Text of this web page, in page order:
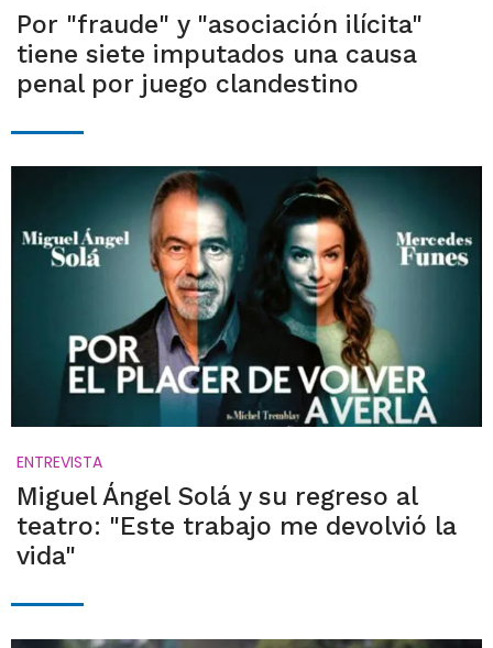
Por "fraude" y "asociación ilícita"
tiene siete imputados una causa
penal por juego clandestino
ENTREVISTA
Miguel Ángel Solá y su regreso al
teatro: "Este trabajo me devolvió la
vida"